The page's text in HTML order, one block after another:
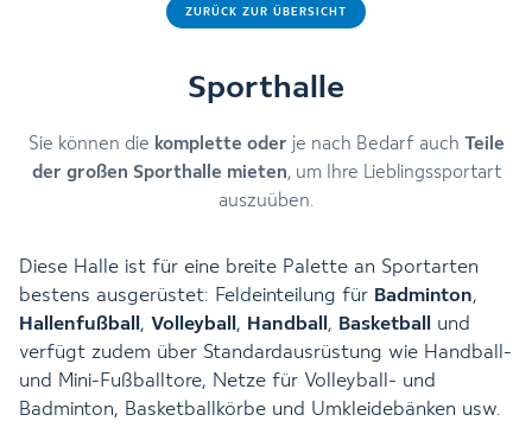
ZURÜCK ZUR ÜBERSICHT
Sporthalle
Sie können die komplette oder je nach Bedarf auch Teile
der großen Sporthalle mieten, um Ihre Lieblingssportart
auszuüben.
Diese Halle ist für eine breite Palette an Sportarten
bestens ausgerüstet: Feldeinteilung für Badminton,
Hallenfußball , Volleyball , Handball , Basketball
und
verfügt zudem über Standardausrüstung wie Handball-
und Mini-Fußballtore, Netze für Volleyball- und
Badminton, Basketballkörbe und Umkleidebänken usw.